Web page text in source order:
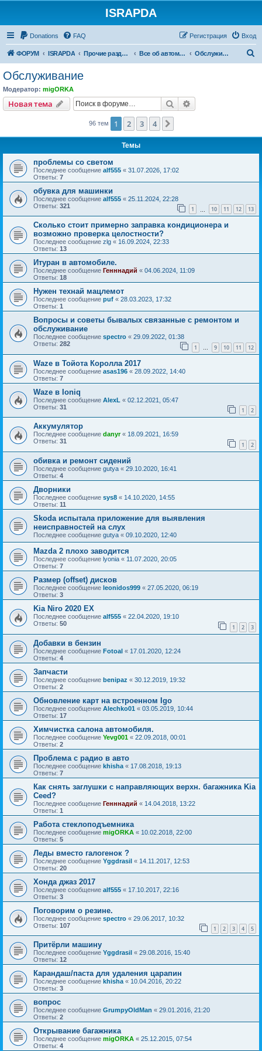
ISRAPDA
Donations FAQ Вход
Регистрация
ФОРУМ ISRAPDA Прочие разделы Все об автомобилях. Обслуживание
Обслуживание
Модератор: migORKA
Новая тема
Новаятема Поиск
96 тем 1 2 3 4
Темы
проблемы со светом
Последнее сообщение alf555 « 31.07.2026, 17:02
Ответы: 7
обувка для машинки
Последнее сообщение alf555 « 25.11.2024, 22:28
Ответы: 321 1 10 11 12 13
Сколько стоит примерно заправка кондиционера и
возможно проверка целостности?
Последнее сообщение zlg « 16.09.2024, 22:33
Ответы: 13
Итуран в автомобиле.
Последнее сообщение Генннадий « 04.06.2024, 11:09
Ответы: 18
Нужен технай мацлемот
Последнее сообщение puf « 28.03.2023, 17:32
Ответы: 1
Вопросы и советы бывалых связанные с ремонтом и
обслуживание
Последнее сообщение spectro « 29.09.2022, 01:38
Ответы: 282 1 … 9 10 11 12
Waze в Тойота Королла 2017
Последнее сообщение asas196 « 28.09.2022, 14:40
Ответы: 7
Waze в Ioniq
Последнее сообщение AlexL « 02.12.2021, 05:47
Ответы: 31 1 2
Аккумулятор
Последнее сообщение danyr« 18.09.2021, 16:59
Ответы: 31 1 2
обивка и ремонт сидений
Последнее сообщение gutya « 29.10.2020, 16:41
Ответы: 4
Дворники
Последнее сообщение sys8 « 14.10.2020, 14:55
Ответы: 11
Skoda испытала приложение для выявления
неисправностей на слух
Последнее сообщение gutya « 09.10.2020, 12:40
Mazda 2 плохо заводится
Последнее сообщение lyonia « 11.07.2020, 20:05
Ответы: 7
Размер (offset) дисков
Последнее сообщение leonidos999 « 27.05.2020, 06:19
Ответы: 3
Kia Niro 2020 EX
Последнее сообщение alf555 « 22.04.2020, 19:10
Ответы: 50 1 2 3
Добавки в бензин
Последнее сообщение Fotoal « 17.01.2020, 12:24
Ответы: 4
Запчасти
Последнее сообщение benipaz « 30.12.2019, 19:32
Ответы: 2
Обновление карт на встроенном Igo
Последнее сообщение Alechko01 « 03.05.2019, 10:44
Ответы: 17
Химчистка салона автомобиля.
Последнее сообщение Yevg001 « 22.09.2018, 00:01
Ответы: 2
Проблема с радио в авто
Последнее сообщение khisha « 17.08.2018, 19:13
Ответы: 7
Как снять заглушки с направляющих верхн. багажника Kia
Ceed?
Последнее сообщение Генннадий « 14.04.2018, 13:22
Ответы: 1
Работа стеклоподъемника
Последнее сообщение migORKA « 10.02.2018, 22:00
Ответы: 5
Леды вместо галогенок ?
Последнее сообщение Yggdrasil « 14.11.2017, 12:53
Ответы: 20
Хонда джаз 2017
Последнее сообщение alf555 « 17.10.2017, 22:16
Ответы: 3
Поговорим о резине.
Последнее сообщение spectro « 29.06.2017, 10:32
Ответы: 107 1 2 3 4 5
Притёрли машину
Последнее сообщение Yggdrasil « 29.08.2016, 15:40
Ответы: 12
Карандаш/паста для удаления царапин
Последнее сообщение khisha « 10.04.2016, 20:22
Ответы: 3
вопрос
Последнее сообщение GrumpyOldMan « 29.01.2016, 21:20
Ответы: 2
Открывание багажника
Последнее сообщение migORKA « 25.12.2015, 07:54
Ответы: 4